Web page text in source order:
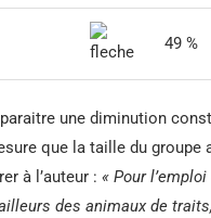
49 %
une diminution
que la taille du groupe
à l’auteur : « Pour l’emploi
des animaux de